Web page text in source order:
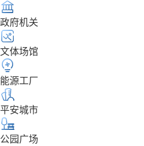
政府机关
文体场馆
能源工厂
平安城市
公园广场